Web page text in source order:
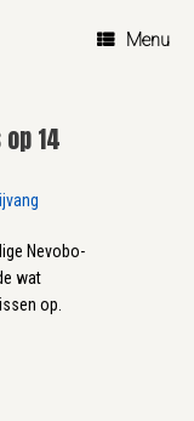
Menu
14
Nevobo-
wat
op.